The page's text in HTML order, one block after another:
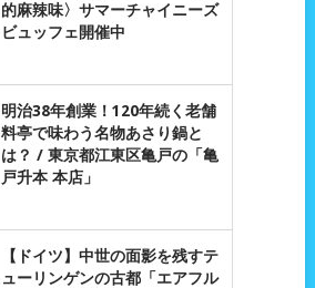
的麻辣味〉サマーチャイニーズ
ビュッフェ開催中
明治38年創業！120年続く老舗
料亭で味わう名物あさり鍋と
は？ / 東京都江東区亀戸の「亀
戸升本 本店」
【ドイツ】中世の面影を残すテ
ューリンゲンの古都「エアフル